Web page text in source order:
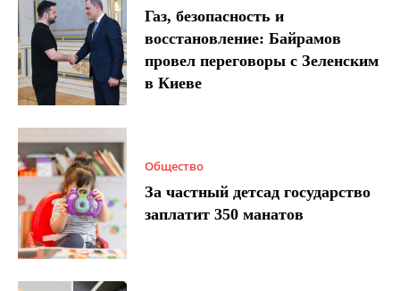
Газ, безопасность и
восстановление: Байрамов
провел переговоры с Зеленским
в Киеве
Общество
За частный детсад государство
заплатит 350 манатов